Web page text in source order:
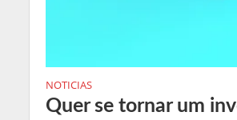
NOTICIAS
Quer se tornar um